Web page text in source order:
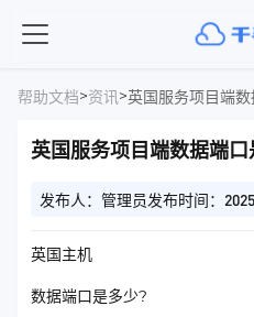
帮助文档>资讯>英国服务项目端
英国服务项目端数据端
发布人：管理员发布时间：
英国主机
数据端口是多少?